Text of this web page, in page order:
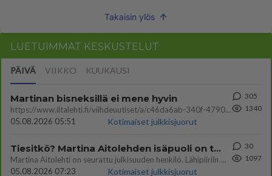
Takaisin ylös
LUETUIMMAT KESKUSTELUT
PÄIVÄ VIIKKO KUUKAUSI
Martinan bisneksillä ei mene hyvin
https://www.iltalehti.fi/viihdeuutiset/a/c46da6ab-340f-4790-aaa7-0865eed2336 Yrityksen konkurssihakemus on tullut kärä
05.08.2026 05:51
Kotimaiset julkkisjuorut
305
1340
Tiesitkö? Martina Aitolehden isäpuoli on tämä suosittu laulaja
Martina Aitolehti on seurattu julkisuuden henkilö. Lähipiiriin mahtuu muitakin tunnettuja henkilöitä. Tiesitkö, että Ma
05.08.2026 07:23
Kotimaiset julkkisjuorut
30
1097